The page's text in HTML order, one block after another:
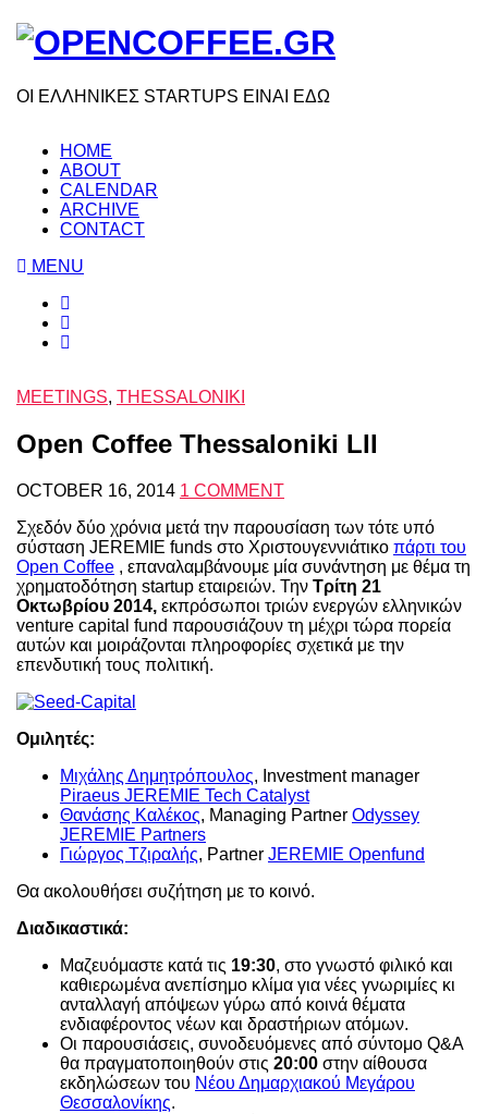
ΟΙ ΕΛΛΗΝΙΚΕΣ STARTUPS ΕΙΝΑΙ ΕΔΩ
HOME
ABOUT
CALENDAR
ARCHIVE
CONTACT
MENU
MEETINGS, THESSALONIKI
Open Coffee Thessaloniki LII
OCTOBER 16, 2014 1 COMMENT
Σχεδόν δύο χρόνια μετά την παρουσίαση των τότε υπό
σύσταση JEREMIE funds στο Χριστουγεννιάτικο πάρτι του
Open Coffee , επαναλαμβάνουμε μία συνάντηση με θέμα τη
χρηματοδότηση startup εταιρειών. Την Τρίτη 21
Οκτωβρίου 2014, εκπρόσωποι τριών ενεργών ελληνικών
venture capital fund παρουσιάζουν τη μέχρι τώρα πορεία
αυτών και μοιράζονται πληροφορίες σχετικά με την
επενδυτική τους πολιτική.
Ομιλητές:
Μιχάλης Δημητρόπουλος, Investment manager
Piraeus JEREMIE Tech Catalyst
Θανάσης Καλέκος, Managing Partner Odyssey
JEREMIE Partners
Γιώργος Τζιραλής, Partner JEREMIE Openfund
Θα ακολουθήσει συζήτηση με το κοινό.
Διαδικαστικά:
Μαζευόμαστε κατά τις 19:30, στο γνωστό φιλικό και
καθιερωμένα ανεπίσημο κλίμα για νέες γνωριμίες κι
ανταλλαγή απόψεων γύρω από κοινά θέματα
ενδιαφέροντος νέων και δραστήριων ατόμων.
Οι παρουσιάσεις, συνοδευόμενες από σύντομο Q&A
θα πραγματοποιηθούν στις 20:00 στην αίθουσα
εκδηλώσεων του Νέου Δημαρχιακού Μεγάρου
Θεσσαλονίκης.